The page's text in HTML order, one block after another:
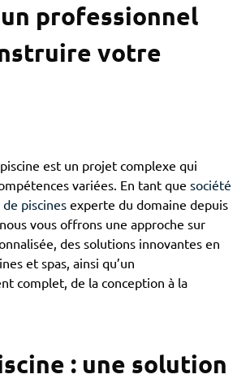
professionnel
votre
est un projet complexe qui
variées. En tant que société
piscines experte du domaine depuis
vous offrons une approche sur
des solutions innovantes en
et spas, ainsi qu’un
complet, de la conception à la
: une solution